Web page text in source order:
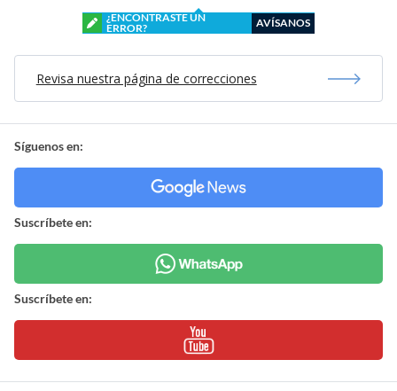
¿ENCONTRASTE UN
ERROR?
AVÍSANOS
Revisa nuestra página de correcciones
Síguenos en:
Suscríbete en:
Suscríbete en: